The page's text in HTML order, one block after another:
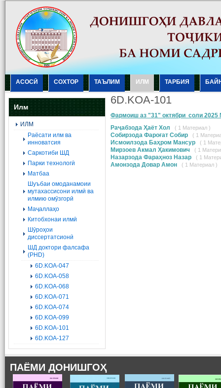
АСОСӢ СОХТОР ТАЪЛИМ ИЛМ ТАРБИЯ
Илм
ИЛМ
Раёсати илм ва
инноватсия
Саркотиби ШД
Парки технологӣ
Матбаа
Шуъбаи омоданамоии
мутахассисони илмӣ ва
илмию омӯзгорӣ
Маҷаллаҳо
Китобхонаи илмӣ
Шӯроҳои
диссертатсионӣ
ШД доктори фалсафа
(PHD)
6D.KOA-047
6D.KOA-058
6D.KOA-068
6D.KOA-071
6D.KOA-074
6D.KOA-099
6D.KOA-101
6D.KOA-127
6D.KOA-101
Фармоиш аз "31" октябри соли
Раҷабзода Ҳаёт Хол
( 1 Материал )
Собирзода Фароғат Собир ( 1
Исмоилзода Баҳром Мансур ( 1
Мирзоев Акмал Ҳакимович ( 1
Назарзода Фараҳноз Назар ( 1
Амонзода Довар Амон ( 1 Материал )
ПАЁМИ ДОНИШГОҲ